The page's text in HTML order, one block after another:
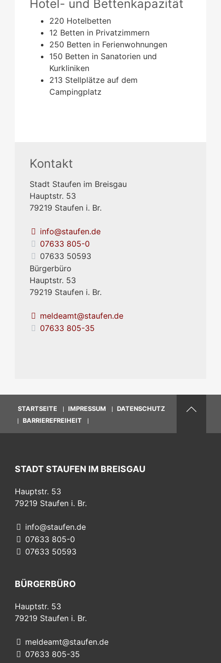
Hotel- und Bettenkapazität
220 Hotelbetten
12 Betten in Privatzimmern
250 Betten in Ferienwohnungen
150 Betten in Sanatorien und
Kurkliniken
213 Stellplätze auf dem
Campingplatz
Kontakt
Stadt Staufen im Breisgau
Hauptstr. 53
79219 Staufen i. Br.
info@staufen.de
07633 805-0
07633 50593
Bürgerbüro
Hauptstr. 53
79219 Staufen i. Br.
meldeamt@staufen.de
07633 805-35
STARTSEITE IMPRESSUM
DATENSCHUTZ
BARRIEREFREIHEIT
STADT STAUFEN IM BREISGAU
Hauptstr. 53
79219 Staufen i. Br.
info@staufen.de
07633 805-0
07633 50593
BÜRGERBÜRO
Hauptstr. 53
79219 Staufen i. Br.
meldeamt@staufen.de
07633 805-35